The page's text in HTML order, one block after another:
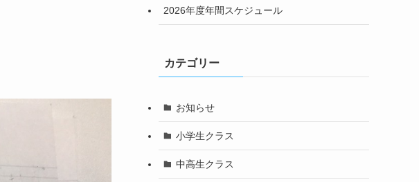
2026年度年間スケジュール
カテゴリー
お知らせ
小学生クラス
中高生クラス